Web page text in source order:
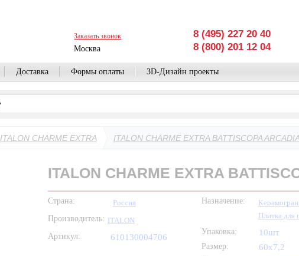
Заказать звонок
Москва
8 (495) 227 20 40
8 (800) 201 12 04
Доставка Формы оплаты 3D-Дизайн проекты
ITALON CHARME EXTRA ITALON CHARME EXTRA BATTISCOPA
ITALON CHARME EXTRA
Страна:
Россия
Производитель: ITALON
Артикул:
610130004706
Назначение:
Плитка для
Упаковка:
10шт
Размер: 60x7,2